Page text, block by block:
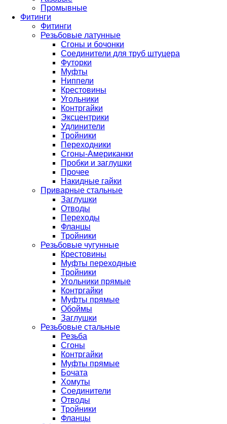
Промывные
Фитинги
Фитинги
Резьбовые латунные
Сгоны и бочонки
Соединители для труб штуцера
Футорки
Муфты
Ниппели
Крестовины
Угольники
Контргайки
Эксцентрики
Удлинители
Тройники
Переходники
Сгоны-Американки
Пробки и заглушки
Прочее
Накидные гайки
Приварные стальные
Заглушки
Отводы
Переходы
Фланцы
Тройники
Резьбовые чугунные
Крестовины
Муфты переходные
Тройники
Угольники прямые
Контргайки
Муфты прямые
Обоймы
Заглушки
Резьбовые стальные
Резьба
Сгоны
Контргайки
Муфты прямые
Бочата
Хомуты
Соединители
Отводы
Тройники
Фланцы